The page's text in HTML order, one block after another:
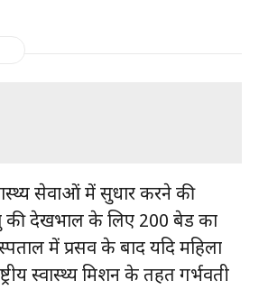
सेवाओं में सुधार करने की
की देखभाल के लिए 200 बेड का
में प्रसव के बाद यदि महिला
स्वास्थ्य मिशन के तहत गर्भवती